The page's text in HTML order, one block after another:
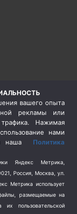
вашего опыта
рекламы или
Нажимая
нами
наша Политика
Яндекс Метрика,
Россия, Москва, ул.
Метрика использует
размещаемые на
пользовательской